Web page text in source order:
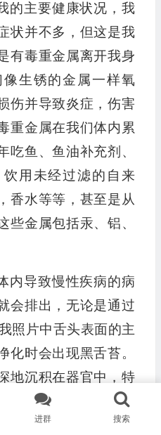
的主要健康状况，我
状并不多，但这是我
有毒重金属离开我身
生锈的金属一样氧
伤并导致炎症，伤害
重金属在我们体内累
吃鱼、鱼油补充剂、
用未经过滤的自来
香水等等，甚至是从
些金属包括汞、铝、
内导致慢性疾病的病
会排出，无论是通过
照片中舌头表面的主
化时会出现黑舌苔。
地沉积在器官中，特
导致无数的症状，例
疲劳、抑郁或消化道
进群 搜索